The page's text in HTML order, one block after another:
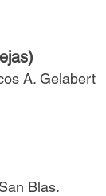
A. Gelabert
Blas.